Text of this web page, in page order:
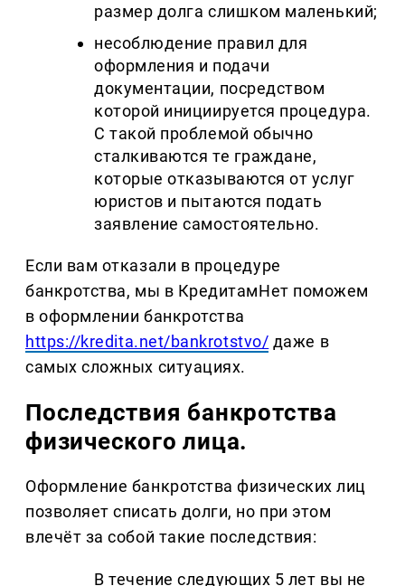
размер долга слишком маленький;
несоблюдение правил для
оформления и подачи
документации, посредством
которой инициируется процедура.
С такой проблемой обычно
сталкиваются те граждане,
которые отказываются от услуг
юристов и пытаются подать
заявление самостоятельно.
Если вам отказали в процедуре
банкротства, мы в КредитамНет поможем
в оформлении банкротства
https://kredita.net/bankrotstvo/ даже в
самых сложных ситуациях.
Последствия банкротства
физического лица.
Оформление банкротства физических лиц
позволяет списать долги, но при этом
влечёт за собой такие последствия:
В течение следующих 5 лет вы не